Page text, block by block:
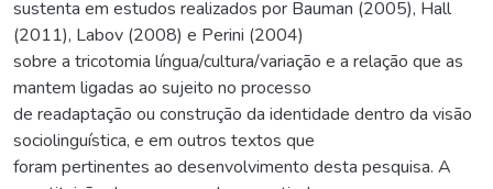
sustenta em estudos realizados por Bauman (2005), Hall
(2011), Labov (2008) e Perini (2004)
sobre a tricotomia língua/cultura/variação e a relação que as
mantem ligadas ao sujeito no processo
de readaptação ou construção da identidade dentro da visão
sociolinguística, e em outros textos que
foram pertinentes ao desenvolvimento desta pesquisa. A